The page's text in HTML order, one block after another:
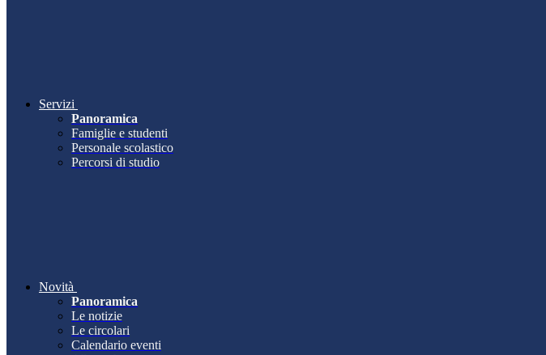
Servizi
Panoramica
Famiglie e studenti
Personale scolastico
Percorsi di studio
Novità
Panoramica
Le notizie
Le circolari
Calendario eventi